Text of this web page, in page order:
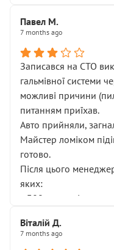
Павел М.
7 months ago
Записався на СТО
гальмівної системи
можливі причини
питанням приїхав.
Авто прийняли,
Майстер ломіком
готово.
Після цього
яких:
• 300 грн —
НЕ погоджував
Віталій Д.
7 months ago